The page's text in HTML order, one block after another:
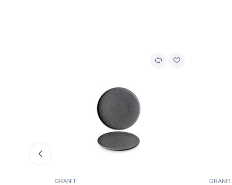
GRANIT GRANIT